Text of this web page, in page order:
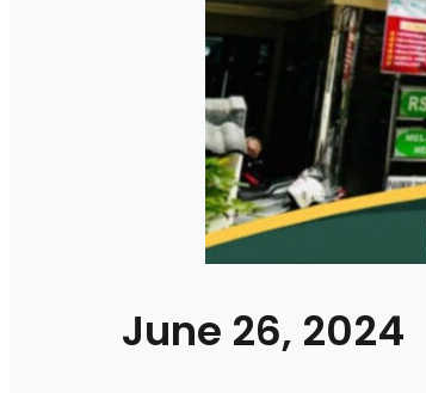
June 26, 2024